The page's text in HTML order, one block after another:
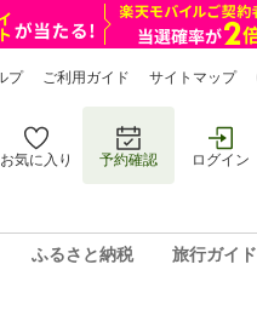
プ ご利用ガイド サイトマップ
お気に入り 予約確認 ログイン
ふるさと納税 旅行ガイド